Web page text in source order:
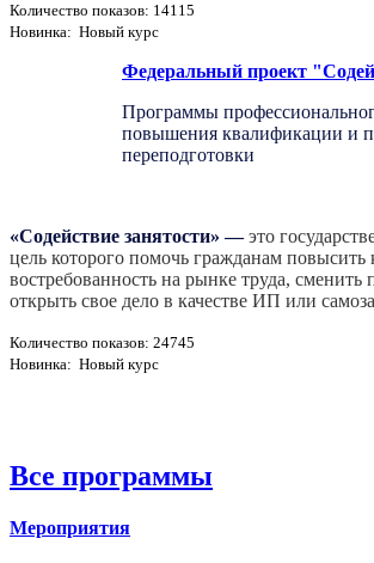
Количество показов: 14115
Новинка: Новый курс
Федеральный проект
Программы
повышения квалификации и
переподготовки
«Содействие занятости» —это
цель которого помочь гражданам
востребованность на рынке труда,
открыть свое дело в качестве ИП или
Количество показов: 24745
Новинка: Новый курс
Все программы
Мероприятия